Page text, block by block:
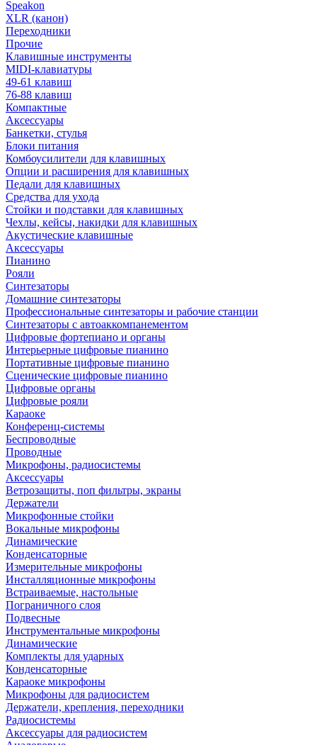
Speakon
XLR (канон)
Переходники
Прочие
Клавишные инструменты
MIDI-клавиатуры
49-61 клавиш
76-88 клавиш
Компактные
Аксессуары
Банкетки, стулья
Блоки питания
Комбоусилители для клавишных
Опции и расширения для клавишных
Педали для клавишных
Средства для ухода
Стойки и подставки для клавишных
Чехлы, кейсы, накидки для клавишных
Акустические клавишные
Аксессуары
Пианино
Рояли
Синтезаторы
Домашние синтезаторы
Профессиональные синтезаторы и рабочие станции
Синтезаторы с автоаккомпанементом
Цифровые фортепиано и органы
Интерьерные цифровые пианино
Портативные цифровые пианино
Сценические цифровые пианино
Цифровые органы
Цифровые рояли
Караоке
Конференц-системы
Беспроводные
Проводные
Микрофоны, радиосистемы
Аксессуары
Ветрозащиты, поп фильтры, экраны
Держатели
Микрофонные стойки
Вокальные микрофоны
Динамические
Конденсаторные
Измерительные микрофоны
Инсталляционные микрофоны
Встраиваемые, настольные
Пограничного слоя
Подвесные
Инструментальные микрофоны
Динамические
Комплекты для ударных
Конденсаторные
Караоке микрофоны
Микрофоны для радиосистем
Держатели, крепления, переходники
Радиосистемы
Аксессуары для радиосистем